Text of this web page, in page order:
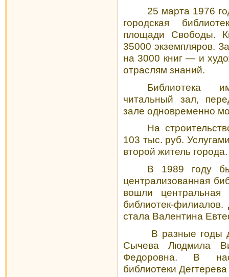
25 марта 1976
городская
площади Свободы.
35000 экземп­ляров.
на 3000 книг — и
отраслям знаний.
Библиотека
читальный зал,
зале одновременно
На
103 тыс. руб.
второй житель города.
В 1989 году
централизованная
вошли
библиотек-
стала Валентина
В разные годы
Сычева Людмила
Федоровна. В
библиотеки